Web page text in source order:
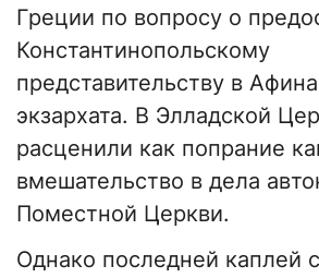
Греции по вопросу о
Константинопольскому
представительству в
экзархата. В Элладской
расценили как попрание
вмешательство в дела
Поместной Церкви.
Однако последней каплей